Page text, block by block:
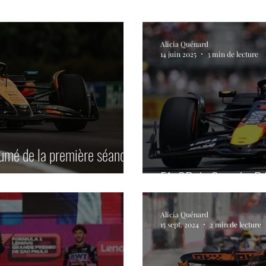
Rallye
Histoire Le Mans Classic Tour Auto
Coupes de Pâques Nogaro TTE Superbike
Lamborghini Super Trofeo Open Formula
de la première séance
F1. GP du Canada.
Alicia Quénard
14 juin 2025
3 min de lecture
Alicia Quénard
15 sept. 2024
2 min de lecture